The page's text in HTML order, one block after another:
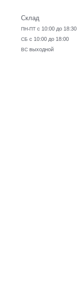
Склад
ПН-ПТ с 10:00 до 18:30
СБ с 10:00 до 18:00
ВС выходной